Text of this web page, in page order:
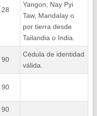
28
Yangon, Nay Pyi
Taw, Mandalay o
por tierra desde
Tailandia o India.
90
Cédula de identidad
válida.
90
90